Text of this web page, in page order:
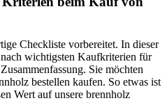
Checkliste vorbereitet. In dieser
wichtigsten Kaufkriterien für
Sie möchten
bestellen kaufen. So etwas ist
Wert auf unsere brennholz